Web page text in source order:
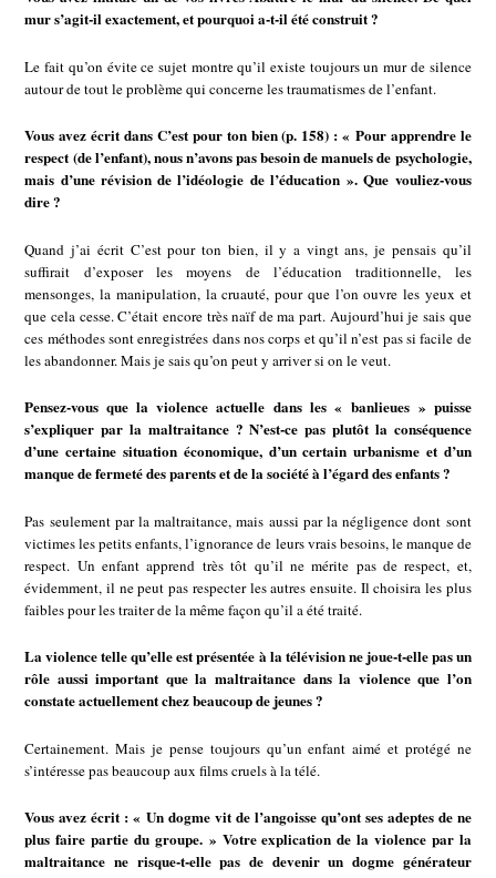
mur s’agit-il exactement, et pourquoi a-t-il été construit ?
Le fait qu’on évite ce sujet montre qu’il existe toujours un mur de silence
autour de tout le problème qui concerne les traumatismes de l’enfant.
Vous avez écrit dans C’est pour ton bien (p. 158) : « Pour apprendre le
respect (de l’enfant), nous n’avons pas besoin de manuels de psychologie,
mais d’une révision de l’idéologie de l’éducation ». Que vouliez-vous
dire ?
Quand j’ai écrit C’est pour ton bien, il y a vingt ans, je pensais qu’il
suffirait d’exposer les moyens de l’éducation traditionnelle, les
mensonges, la manipulation, la cruauté, pour que l’on ouvre les yeux et
que cela cesse. C’était encore très naïf de ma part. Aujourd’hui je sais que
ces méthodes sont enregistrées dans nos corps et qu’il n’est pas si facile de
les abandonner. Mais je sais qu’on peut y arriver si on le veut.
Pensez-vous que la violence actuelle dans les « banlieues » puisse
s’expliquer par la maltraitance ? N’est-ce pas plutôt la conséquence
d’une certaine situation économique, d’un certain urbanisme et d’un
manque de fermeté des parents et de la société à l’égard des enfants ?
Pas seulement par la maltraitance, mais aussi par la négligence dont sont
victimes les petits enfants, l’ignorance de leurs vrais besoins, le manque de
respect. Un enfant apprend très tôt qu’il ne mérite pas de respect, et,
évidemment, il ne peut pas respecter les autres ensuite. Il choisira les plus
faibles pour les traiter de la même façon qu’il a été traité.
La violence telle qu’elle est présentée à la télévision ne joue-t-elle pas un
rôle aussi important que la maltraitance dans la violence que l’on
constate actuellement chez beaucoup de jeunes ?
Certainement. Mais je pense toujours qu’un enfant aimé et protégé ne
s’intéresse pas beaucoup aux films cruels à la télé.
Vous avez écrit : « Un dogme vit de l’angoisse qu’ont ses adeptes de ne
plus faire partie du groupe. » Votre explication de la violence par la
maltraitance ne risque-t-elle pas de devenir un dogme générateur